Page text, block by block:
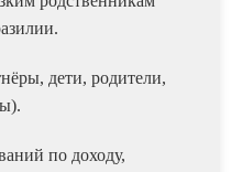
дети, родители,
по доходу,